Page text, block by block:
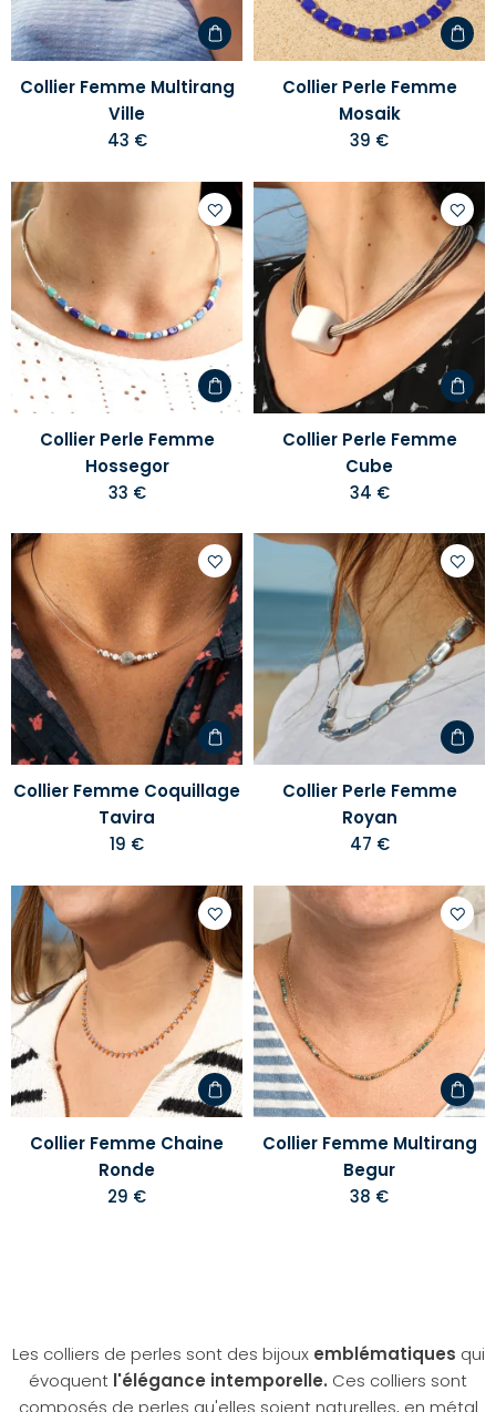
Collier Femme Multirang
Ville
43 €
Collier Perle Femme
Mosaik
39 €
Ajouter
à
votre
liste
d'envies
Collier Perle Femme
Hossegor
33 €
à
votre
liste
Collier Perle Femme
Cube
34 €
Ajouter
à
votre
liste
d'envies
Collier Femme Coquillage
Tavira
19 €
à
votre
liste
Collier Perle Femme
Royan
47 €
Ajouter
à
votre
liste
d'envies
Collier Femme Chaine
Ronde
29 €
votre
liste
Collier Femme Multirang
Begur
38 €
Les colliers de perles sont des bijoux emblématiques qui
évoquent l'élégance intemporelle. Ces colliers sont
composés de perles qu'elles soient naturelles, en métal